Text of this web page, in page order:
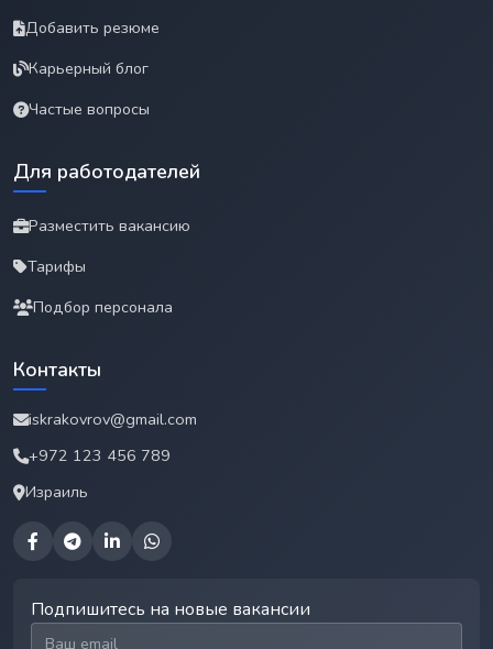
Добавить резюме
Карьерный блог
Частые вопросы
Для работодателей
Разместить вакансию
Тарифы
Подбор персонала
Контакты
iskrakovrov@gmail.com
+972 123 456 789
Израиль
Подпишитесь на новые вакансии
Email для подписки